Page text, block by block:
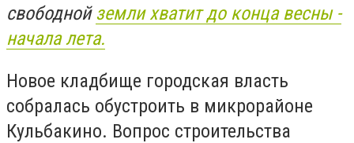
свободнойземли хватит до конца весны -
начала лета.
Новое кладбище городская власть
собралась обустроить в микрорайоне
Кульбакино. Вопрос строительства